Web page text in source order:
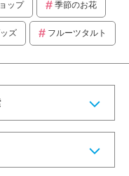
ップ 季節のお花
ズ フルーツタルト